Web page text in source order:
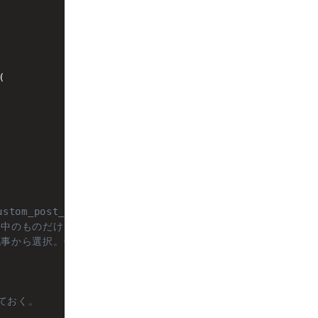
」はそれぞれ制作したカスタム投稿の
のものだけ
ら選択。例えば最新記事10件の中から選択の場合は「10」
く。